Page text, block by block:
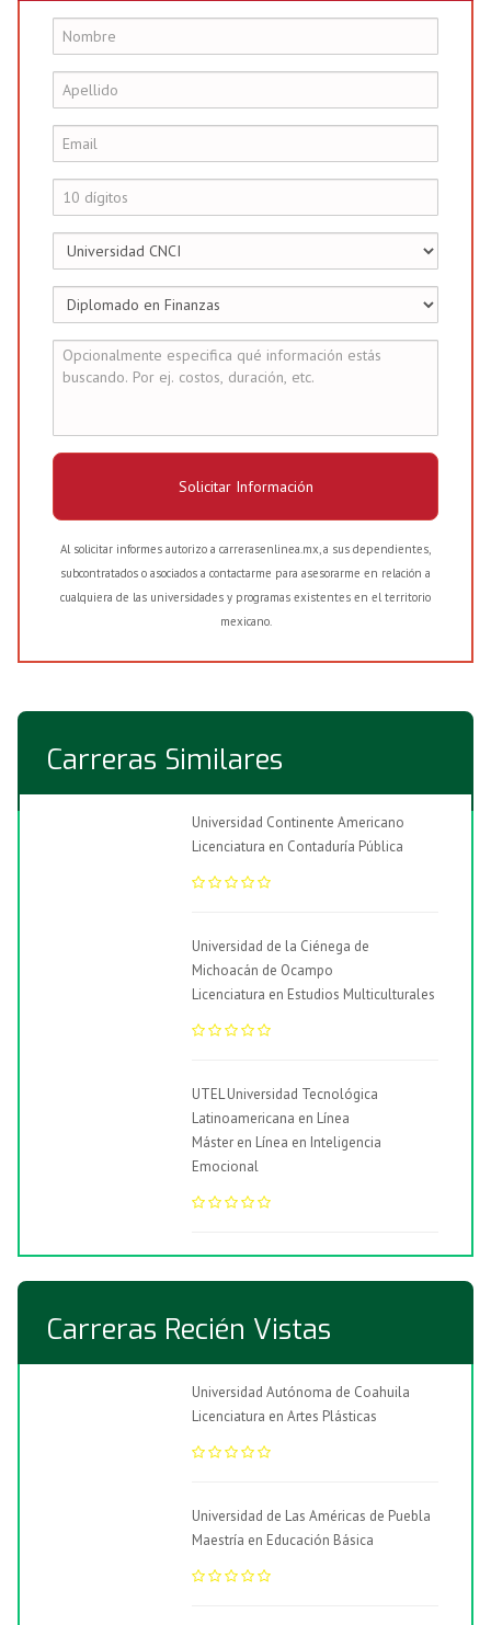
Solicitar Información
Al solicitar informes autorizo a carrerasenlinea.mx, a sus dependientes,
subcontratados o asociados a contactarme para asesorarme en relación a
cualquiera de las universidades y programas existentes en el territorio
mexicano.
Carreras Similares
Universidad Continente Americano
Licenciatura en Contaduría Pública
Universidad de la Ciénega de
Michoacán de Ocampo
Licenciatura en Estudios Multiculturales
UTEL Universidad Tecnológica
Latinoamericana en Línea
Máster en Línea en Inteligencia
Emocional
Carreras Recién Vistas
Universidad Autónoma de Coahuila
Licenciatura en Artes Plásticas
Universidad de Las Américas de Puebla
Maestría en Educación Básica